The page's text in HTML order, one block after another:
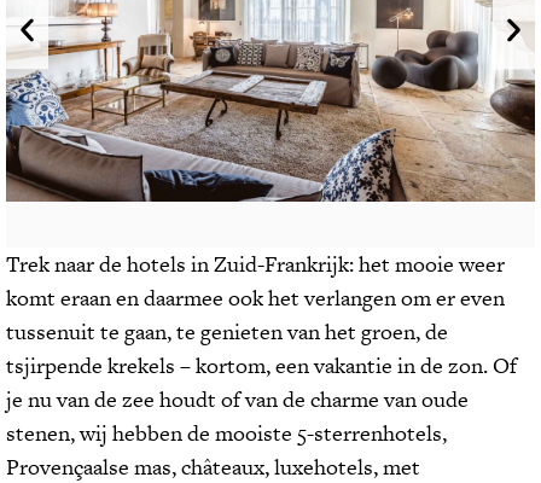
Trek naar de hotels in Zuid-Frankrijk: het mooie weer
komt eraan en daarmee ook het verlangen om er even
tussenuit te gaan, te genieten van het groen, de
tsjirpende krekels – kortom, een vakantie in de zon. Of
je nu van de zee houdt of van de charme van oude
stenen, wij hebben de mooiste 5-sterrenhotels,
Provençaalse mas, châteaux, luxehotels, met